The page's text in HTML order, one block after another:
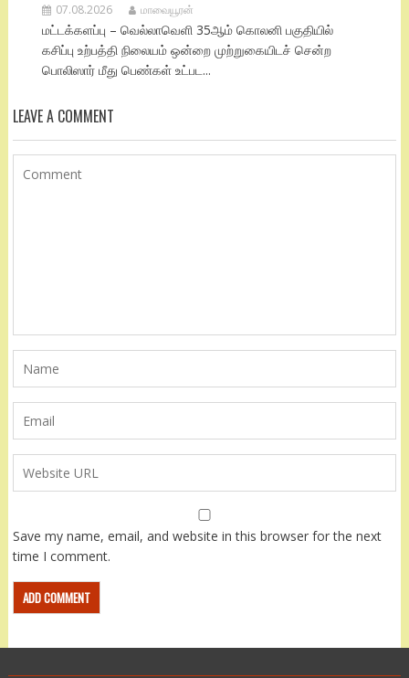
07.08.2026 மாவையூரன்
மட்டக்களப்பு – வெல்லாவெளி 35ஆம் கொலனி பகுதியில்
கசிப்பு உற்பத்தி நிலையம் ஒன்றை முற்றுகையிடச் சென்ற
பொலிஸார் மீது பெண்கள் உட்பட...
LEAVE A COMMENT
Save my name, email, and website in this browser for the next
time I comment.